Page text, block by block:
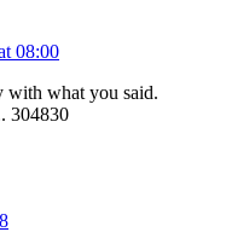
08:00
with what you said.
304830